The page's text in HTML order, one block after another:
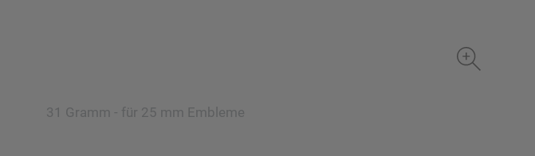
31 Gramm - für 25 mm Embleme